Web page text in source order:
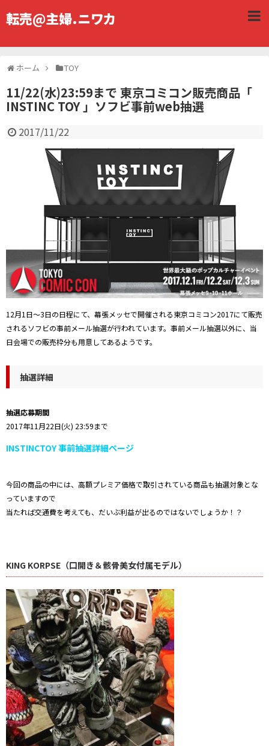
転売@主婦.ニワカ
ホーム TOY
11/22(水)23:59まで 東京コミコン販売商品「
INSTINC TOY 」ソフビ事前web抽選
2017/11/22
12月1日〜3日の日程にて、幕張メッセで開催される東京コミコン2017にて販売
されるソフビの事前メール抽選が行われています。 事前メール抽選以外に、当
日会場での販売枠分も用意してあるようです。
抽選詳細
抽選応募期間
2017年11月22日(火) 23:59まで
INSTINCTOY 事前抽選詳細ページ
今回の商品の中には、高額プレミア価格で取引されている商品も抽選対象とな
っていますので
当たれば交通費を考えても、だいぶ利益が出るのではないでしょうか！？
KING KORPSE（口開き＆骸骨美女付属モデル）